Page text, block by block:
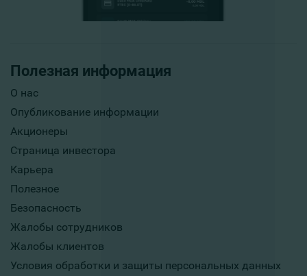
Полезная информация
О нас
Опубликование информации
Акционеры
Страница инвестора
Карьера
Полезное
Безопасность
Жалобы сотрудников
Жалобы клиентов
Условия обработки и защиты персональных данных